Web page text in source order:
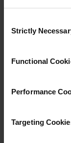
Selection
Strictly
Functional
Performance
Targeting
验公路自驾
斯 (Perth)
具的餐饮场